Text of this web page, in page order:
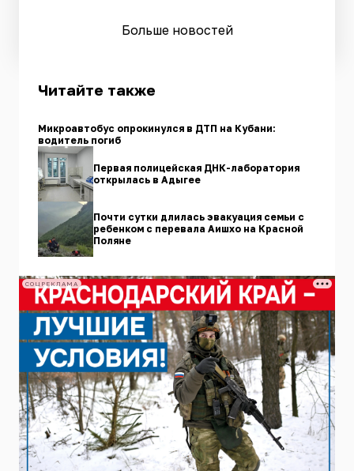
Больше новостей
Читайте также
Микроавтобус опрокинулся в ДТП на Кубани:
водитель погиб
Первая полицейская ДНК-лаборатория
открылась в Адыгее
Почти сутки длилась эвакуация семьи с
ребенком с перевала Аишхо на Красной
Поляне
СОЦРЕКЛАМА